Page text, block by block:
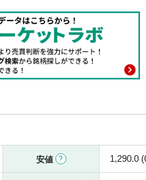
安値 1,290.0